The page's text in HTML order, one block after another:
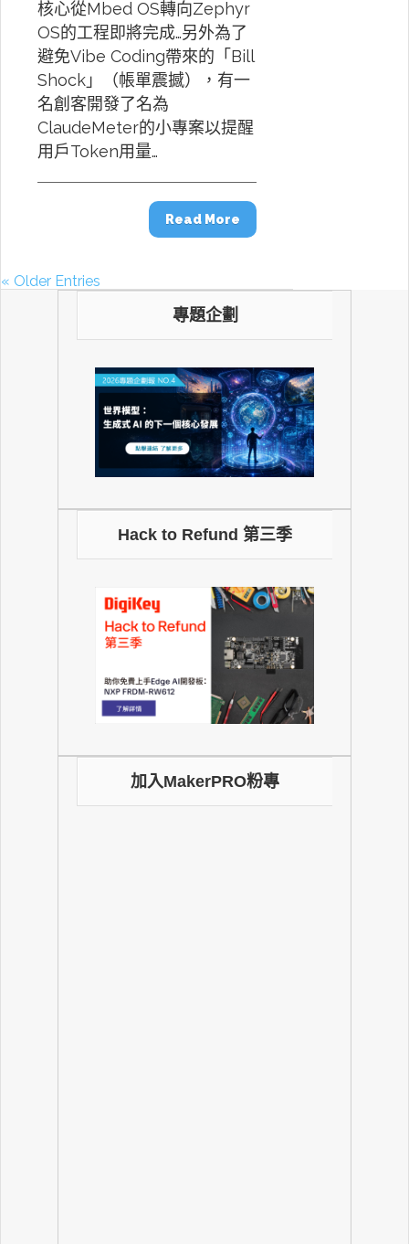
核心從Mbed OS轉向Zephyr
OS的工程即將完成…另外為了
避免Vibe Coding帶來的「Bill
Shock」（帳單震撼），有一
名創客開發了名為
ClaudeMeter的小專案以提醒
用戶Token用量…
Read More
« Older Entries
專題企劃
Hack to Refund 第三季
加入MakerPRO粉專